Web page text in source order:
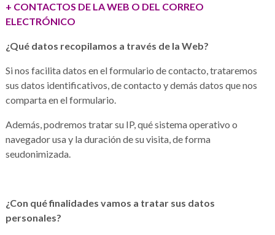
+ CONTACTOS DE LA WEB O DEL CORREO
ELECTRÓNICO
¿Qué datos recopilamos a través de la Web?
Si nos facilita datos en el formulario de contacto, trataremos
sus datos identificativos, de contacto y demás datos que nos
comparta en el formulario.
Además, podremos tratar su IP, qué sistema operativo o
navegador usa y la duración de su visita, de forma
seudonimizada.
¿Con qué finalidades vamos a tratar sus datos
personales?